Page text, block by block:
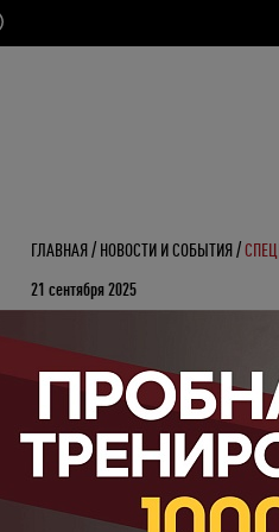
ГЛАВНАЯ НОВОСТИ И СОБЫТИЯ
21 сентября 2025
Специальная
Мечтаешь попробовать Reformer, но
Как это работает?
1. Напиши нам в WhatsApp или
будет возможность попасть на